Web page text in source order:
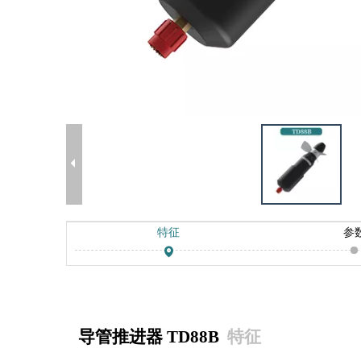
特征 参
导管推进器 TD88B 特征